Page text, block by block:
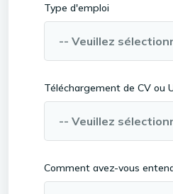
Type d'emploi
Téléchargement de CV ou
Comment avez-vous